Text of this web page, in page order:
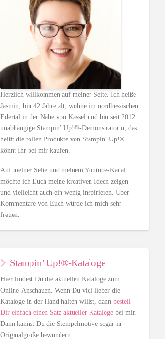
Herzlich willkommen auf meiner Seite. Ich heiße
Jasmin, bin 42 Jahre alt, wohne im nordhessischen
Edertal in der Nähe von Kassel und bin seit 2012
unabhängige Stampin’ Up!®-Demonstratorin, das
heißt die tollen Produkte von Stampin’ Up!®
könnt Ihr bei mir kaufen.
Auf meiner Seite und meinem Youtube-Kanal
möchte ich Euch meine kreativen Ideen zeigen
und vielleicht auch ein wenig inspirieren. Über
Kommentare von Euch würde ich mich sehr
freuen.
Stampin’ Up!®-Kataloge
Hier findest Du die aktuellen Kataloge zum
Online-Anschauen. Wenn Du viel lieber die
Kataloge in der Hand halten willst, dannbestell
Dir einfach einen Satz aktueller Kataloge bei mir.
Dann kannst Du die Stempelmotive sogar in
Originalgröße bewundern.